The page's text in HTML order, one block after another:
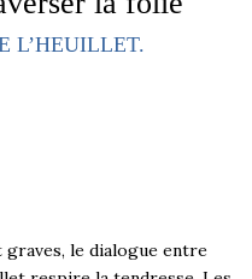
L’HEUILLET.
graves, le dialogue entre